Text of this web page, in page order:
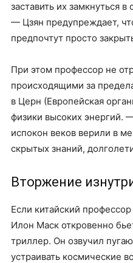
заставить их замкнуться
— Цзян предупреждает,
предпочтут просто
При этом профессор не
происходящими за
в Церн (Европейская
физики высоких энергий.
испокон веков верили в
скрытых знаний,
Вторжение
Если китайский
Илон Маск откровенно
триллер. Он озвучил
устраивать космические